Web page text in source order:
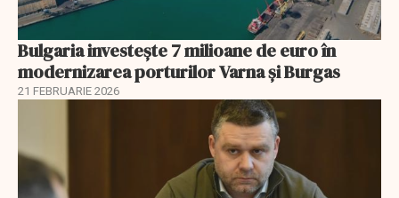
Bulgaria investește 7 milioane de euro în
modernizarea porturilor Varna și Burgas
21 FEBRUARIE 2026